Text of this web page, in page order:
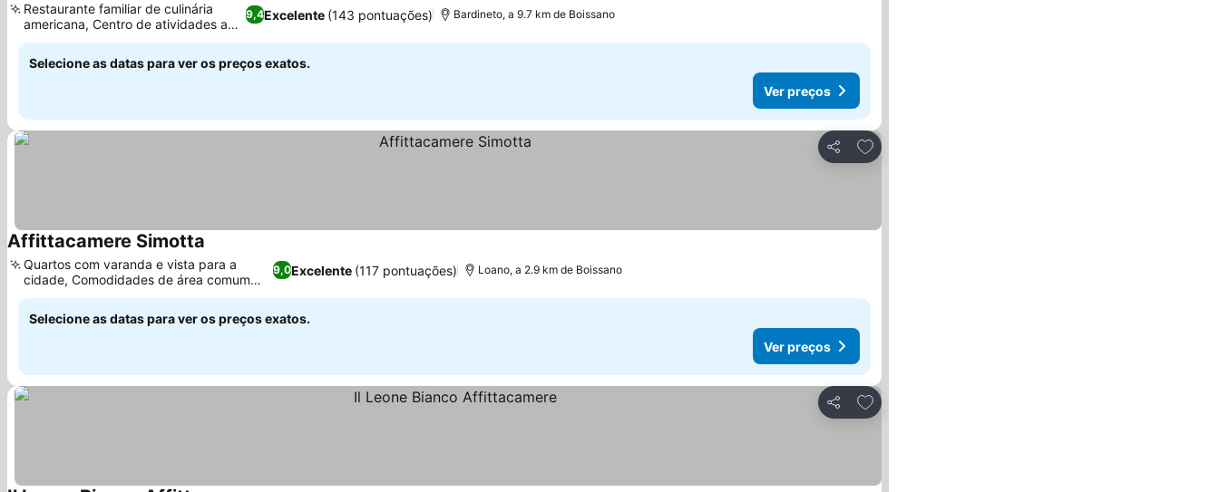
9,4Excelente (143 pontuações)
Restaurante familiar de culinária
americana, Centro de atividades ao
ar livre
Bardineto, a 9.7 km de Boissano
Selecione as datas para ver os preços exatos.
Ver preços
Partilhar
Adicionar aos favoritos
Affittacamere Simotta
9,0Excelente (117 pontuações)
Quartos com varanda e vista para a
cidade, Comodidades de área comum
compartilhada
Loano, a 2.9 km de Boissano
Selecione as datas para ver os preços exatos.
Ver preços
Partilhar
Adicionar aos favoritos